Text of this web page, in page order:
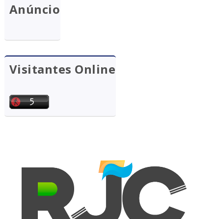
Anúncio
Visitantes Online